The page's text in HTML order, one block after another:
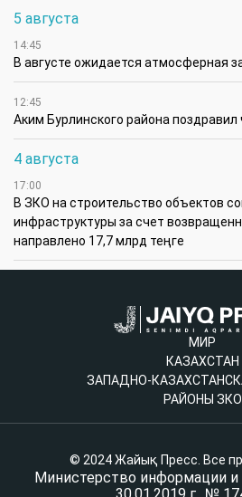
5 августа
14:45
В августе ожидается атмосферная
12:45
Аким Бурлинского района поздравил
4 августа
17:00
В ЗКО на строительство объектов
инфраструктуры за счет
направлено 17,7 млрд теңге
МИР
КАЗАХСТАН
ЗАПАДНО-
РАЙОНЫ ЗКО
© 2024 Жайық Пресс. Все
Министерство информации